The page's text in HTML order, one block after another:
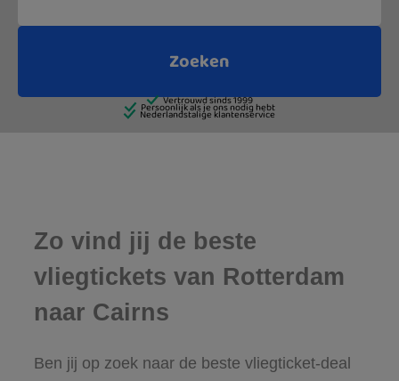
Zo vind jij de beste
vliegtickets van Rotterdam
naar Cairns
Ben jij op zoek naar de beste vliegticket-deal